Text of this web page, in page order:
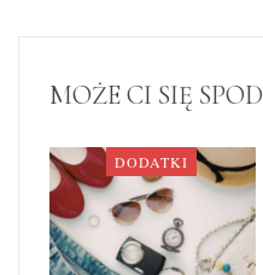
MOŻE CI SIĘ
DODATKI